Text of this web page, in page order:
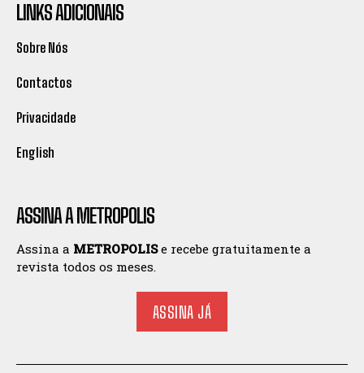
LINKS ADICIONAIS
Sobre Nós
Contactos
Privacidade
English
ASSINA A METROPOLIS
Assina a METROPOLISe recebe gratuitamente a
revista todos os meses.
ASSINA JÁ